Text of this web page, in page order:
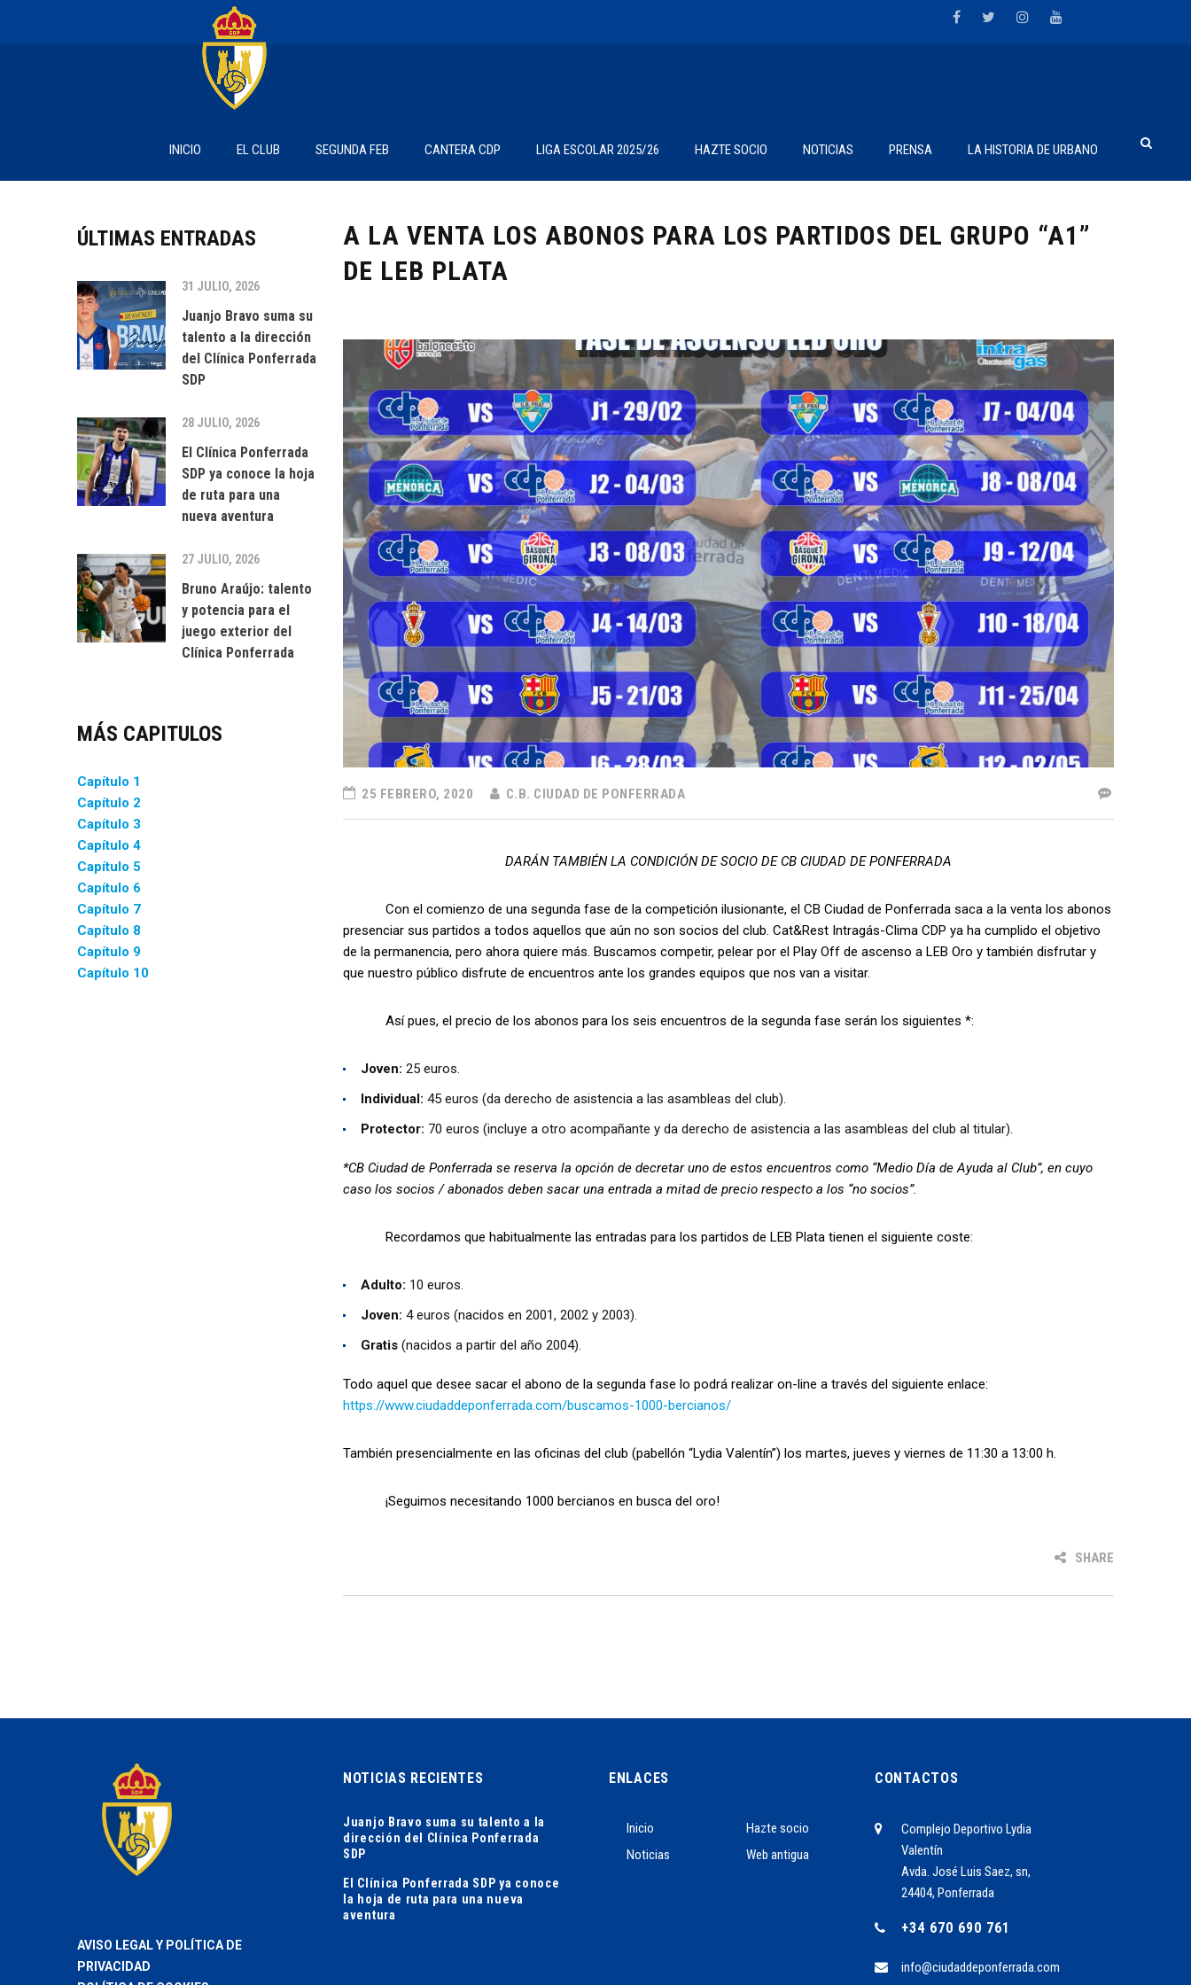
INICIO EL CLUB SEGUNDA FEB CANTERA CDP LIGA ESCOLAR 2025/26 HAZTE SOCIO NOTICIAS PRENSA LA HISTORIA DE URBANO
A LA VENTA LOS ABONOS PARA LOS PARTIDOS DEL GRUPO “A1”
DE LEB PLATA
25 FEBRERO, 2020 C.B. CIUDAD DE PONFERRADA
DARÁN TAMBIÉN LA CONDICIÓN DE SOCIO DE CB CIUDAD DE PONFERRADA
Con el comienzo de una segunda fase de la competición ilusionante, el CB Ciudad de Ponferrada saca a la venta los abonos
presenciar sus partidos a todos aquellos que aún no son socios del club. Cat&Rest Intragás-Clima CDP ya ha cumplido el objetivo
de la permanencia, pero ahora quiere más. Buscamos competir, pelear por el Play Off de ascenso a LEB Oro y también disfrutar y
que nuestro público disfrute de encuentros ante los grandes equipos que nos van a visitar.
Así pues, el precio de los abonos para los seis encuentros de la segunda fase serán los siguientes *:
Joven: 25 euros.
Individual: 45 euros (da derecho de asistencia a las asambleas del club).
Protector: 70 euros (incluye a otro acompañante y da derecho de asistencia a las asambleas del club al titular).
*CB Ciudad de Ponferrada se reserva la opción de decretar uno de estos encuentros como “Medio Día de Ayuda al Club”, en cuyo
caso los socios / abonados deben sacar una entrada a mitad de precio respecto a los “no socios”.
Recordamos que habitualmente las entradas para los partidos de LEB Plata tienen el siguiente coste:
Adulto: 10 euros.
Joven: 4 euros (nacidos en 2001, 2002 y 2003).
Gratis (nacidos a partir del año 2004).
Todo aquel que desee sacar el abono de la segunda fase lo podrá realizar on-line a través del siguiente enlace:
https://www.ciudaddeponferrada.com/buscamos-1000-bercianos/
También presencialmente en las oficinas del club (pabellón “Lydia Valentín”) los martes, jueves y viernes de 11:30 a 13:00 h.
¡Seguimos necesitando 1000 bercianos en busca del oro!
SHARE
ÚLTIMAS ENTRADAS
31 JULIO, 2026
Juanjo Bravo suma su
talento a la dirección
del Clínica Ponferrada
SDP
28 JULIO, 2026
El Clínica Ponferrada
SDP ya conoce la hoja
de ruta para una
nueva aventura
27 JULIO, 2026
Bruno Araújo: talento
y potencia para el
juego exterior del
Clínica Ponferrada
MÁS CAPITULOS
Capítulo 1
Capítulo 2
Capítulo 3
Capítulo 4
Capítulo 5
Capítulo 6
Capítulo 7
Capítulo 8
Capítulo 9
Capítulo 10
AVISO LEGAL Y POLÍTICA DE
PRIVACIDAD
NOTICIAS RECIENTES
Juanjo Bravo suma su talento a la
dirección del Clínica Ponferrada
SDP
El Clínica Ponferrada SDP ya conoce
la hoja de ruta para una nueva
aventura
ENLACES
Inicio
Hazte socio
Noticias
Web antigua
CONTACTOS
Complejo Deportivo Lydia
Valentín
Avda. José Luis Saez, sn,
24404, Ponferrada
+34 670 690 761
info@ciudaddeponferrada.com